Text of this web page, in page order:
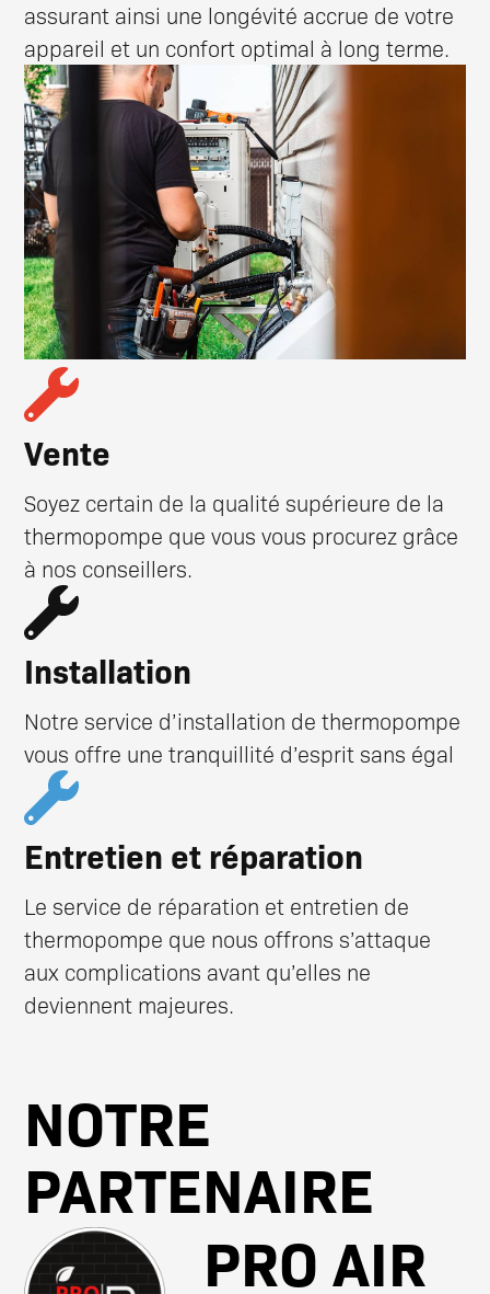
assurant ainsi une longévité accrue de votre
appareil et un confort optimal à long terme.
Vente
Soyez certain de la qualité supérieure de la
thermopompe que vous vous procurez grâce
à nos conseillers.
Installation
Notre service d’installation de thermopompe
vous offre une tranquillité d’esprit sans égal
Entretien et réparation
Le service de réparation et entretien de
thermopompe que nous offrons s’attaque
aux complications avant qu’elles ne
deviennent majeures.
NOTRE
PARTENAIRE
PRO AIR